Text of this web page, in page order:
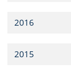
2016
2015